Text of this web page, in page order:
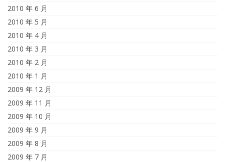
2010 年 6 月
2010 年 5 月
2010 年 4 月
2010 年 3 月
2010 年 2 月
2010 年 1 月
2009 年 12 月
2009 年 11 月
2009 年 10 月
2009 年 9 月
2009 年 8 月
2009 年 7 月